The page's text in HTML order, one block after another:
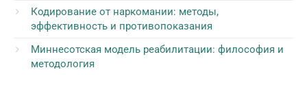
Кодирование от наркомании: методы,
эффективность и противопоказания
Миннесотская модель реабилитации: философия и
методология